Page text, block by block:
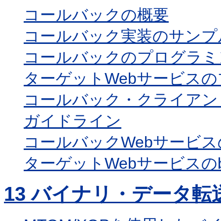
コールバックの概要
コールバック実装のサン
コールバックのプログラ
ターゲットWebサービス
コールバック・クライア
ガイドライン
コールバックWebサービ
ターゲットWebサービス
13 バイナリ・データ転